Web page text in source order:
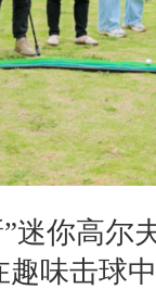
你高尔
味击球